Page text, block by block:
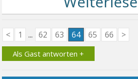
< 1 ... 62 63 64 65 66 >
Als Gast antworten +